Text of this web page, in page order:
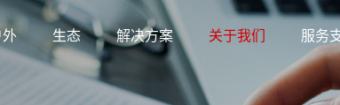
生态 解决方案 关于我们 服务